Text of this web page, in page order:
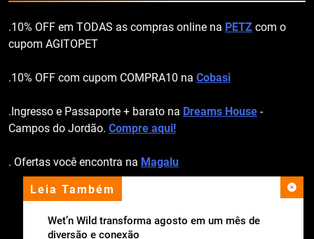
Leia Também
Wet’n Wild transforma agosto em um mês de
diversão e conexão
.10% OFF em TODAS as compras online na PETZ com o
cupom AGITOPET
.10% OFF com cupom COMPRA10 na Cobasi
.Ingresso e Passaporte + barato na Dreams House -
Campos do Jordão. Compre aqui!
. Ofertas você encontra na Magalu
apoio institucional